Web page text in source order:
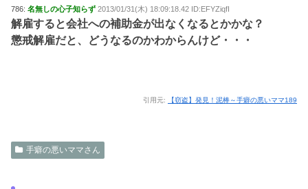
786: 名無しの心子知らず 2013/01/31(木) 18:09:18.42 ID:EFYZiqfI
解雇すると会社への補助金が出なくなるとかかな？
懲戒解雇だと、どうなるのかわからんけど・・・
引用元: 【窃盗】発見！泥棒～手癖の悪いママ189
手癖の悪いママさん